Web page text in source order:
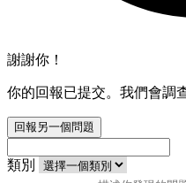
謝謝你！
你的回報已提交。我們會調
回報另一個問題
類別